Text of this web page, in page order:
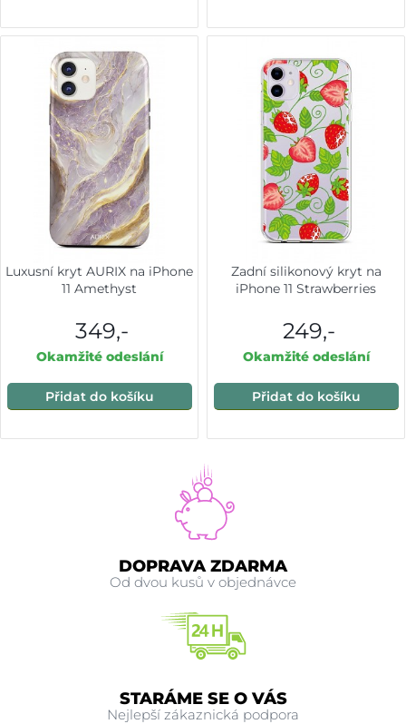
Luxusní kryt AURIX na iPhone
11 Amethyst
349,-
Okamžité odeslání
Přidat do košíku
Zadní silikonový kryt na
iPhone 11 Strawberries
249,-
Okamžité odeslání
Přidat do košíku
DOPRAVA ZDARMA
Od dvou kusů v objednávce
STARÁME SE O VÁS
Nejlepší zákaznická podpora